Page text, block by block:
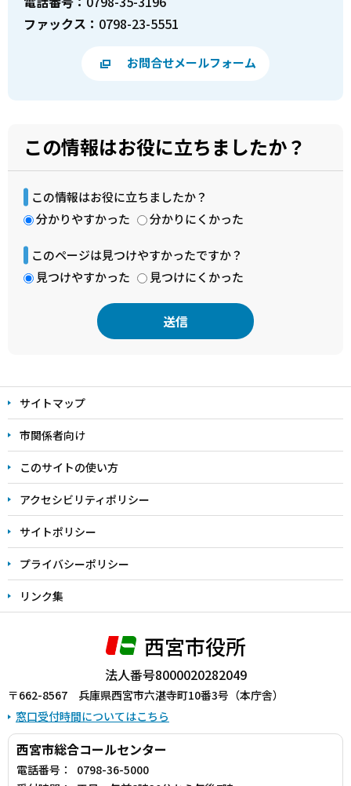
ファックス： 0798-23-5551
お問合せメールフォーム
この情報はお役に立ちましたか？
この情報はお役に立ちましたか？
分かりやすかった
分かりにくかった
このページは見つけやすかったですか？
見つけやすかった
見つけにくかった
文
こ
こ
ま
で
サイトマップ
市関係者向け
このサイトの使い方
アクセシビリティポリシー
サイトポリシー
プライバシーポリシー
リンク集
西宮市役所
法人番号8000020282049
〒662-8567 兵庫県西宮市六湛寺町10番3号（本庁舎）
窓口受付時間についてはこちら
西宮市総合コールセンター
電話番号：
0798-36-5000